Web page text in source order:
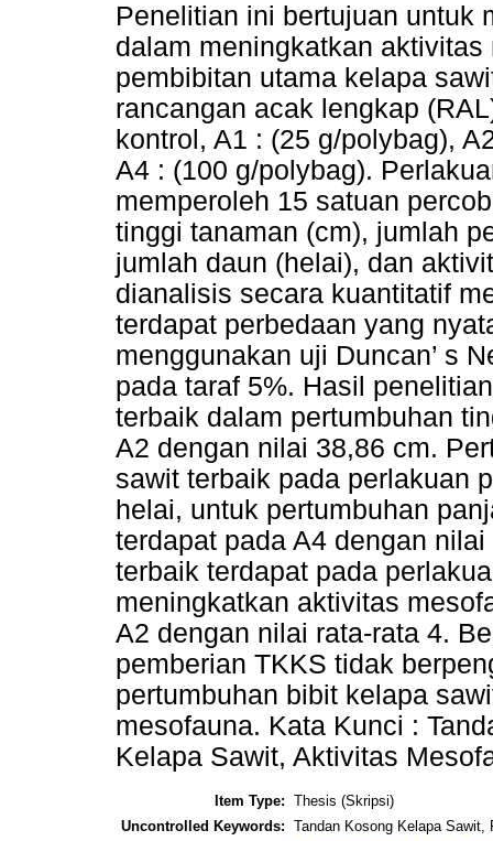
Penelitian ini bertujuan untuk
dalam meningkatkan
pembibitan utama kelapa
rancangan acak lengkap
kontrol, A1 : (25 g/polybag),
A4 : (100 g/polybag).
memperoleh 15 satuan
tinggi tanaman (cm), jumlah
jumlah daun (helai), dan
dianalisis secara kuantitatif
terdapat perbedaan yang
menggunakan uji Duncan’ s
pada taraf 5%. Hasil
terbaik dalam pertumbuhan
A2 dengan nilai 38,86 cm.
sawit terbaik pada perlakuan
helai, untuk pertumbuhan
terdapat pada A4 dengan
terbaik terdapat pada
meningkatkan aktivitas
A2 dengan nilai rata-rata 4.
pemberian TKKS tidak
pertumbuhan bibit kelapa
mesofauna. Kata Kunci :
Kelapa Sawit, Aktivitas
Item Type: Thesis (Skripsi)
Uncontrolled Keywords: Tandan Kosong Kelapa